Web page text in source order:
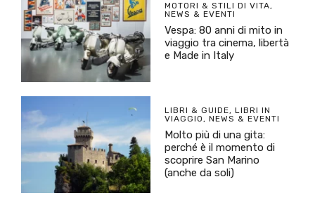
MOTORI & STILI DI VITA,
NEWS & EVENTI
Vespa: 80 anni di mito in
viaggio tra cinema, libertà
e Made in Italy
LIBRI & GUIDE, LIBRI IN
VIAGGIO, NEWS & EVENTI
Molto più di una gita:
perché è il momento di
scoprire San Marino
(anche da soli)